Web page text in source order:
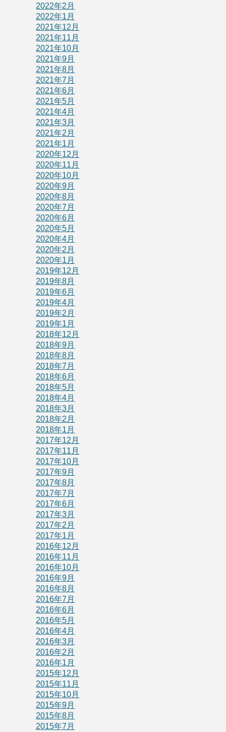
2022年2月
2022年1月
2021年12月
2021年11月
2021年10月
2021年9月
2021年8月
2021年7月
2021年6月
2021年5月
2021年4月
2021年3月
2021年2月
2021年1月
2020年12月
2020年11月
2020年10月
2020年9月
2020年8月
2020年7月
2020年6月
2020年5月
2020年4月
2020年2月
2020年1月
2019年12月
2019年8月
2019年6月
2019年4月
2019年2月
2019年1月
2018年12月
2018年9月
2018年8月
2018年7月
2018年6月
2018年5月
2018年4月
2018年3月
2018年2月
2018年1月
2017年12月
2017年11月
2017年10月
2017年9月
2017年8月
2017年7月
2017年6月
2017年3月
2017年2月
2017年1月
2016年12月
2016年11月
2016年10月
2016年9月
2016年8月
2016年7月
2016年6月
2016年5月
2016年4月
2016年3月
2016年2月
2016年1月
2015年12月
2015年11月
2015年10月
2015年9月
2015年8月
2015年7月